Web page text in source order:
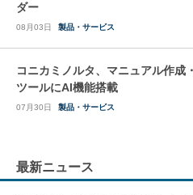
ダー
08月03日 製品・サービス
コニカミノルタ、マニュアル作成
ツールにAI機能搭載
07月30日 製品・サービス
最新ニュース